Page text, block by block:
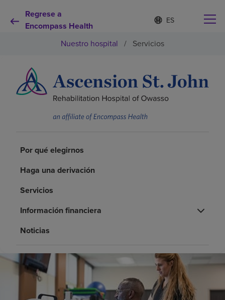
Regrese a
Encompass Health
Lista
de
idiomas
contraída
d
o
e
e
Por qué debe elegirnos
Servicios de rehabilitación
Pacientes y cuidadores
Recursos de salud
Buscar un centro
Inversores
Nuestro hospital / Servicios
Por qué elegirnos
Haga una derivación
Servicios
Información financiera
Noticias